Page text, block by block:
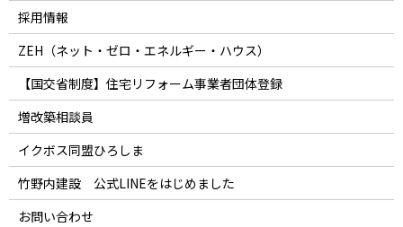
採用情報
ZEH（ネット・ゼロ・エネルギー・ハウス）
【国交省制度】住宅リフォーム事業者団体登録
増改築相談員
イクボス同盟ひろしま
竹野内建設 公式LINEをはじめました
お問い合わせ